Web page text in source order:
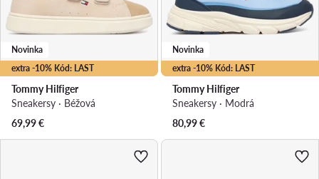
extra -10% Kód: LAST
Novinka
Tommy Hilfiger
Sneakersy · Béžová
69,99€
extra -10% Kód: LAST
Novinka
Tommy Hilfiger
Sneakersy · Modrá
80,99€